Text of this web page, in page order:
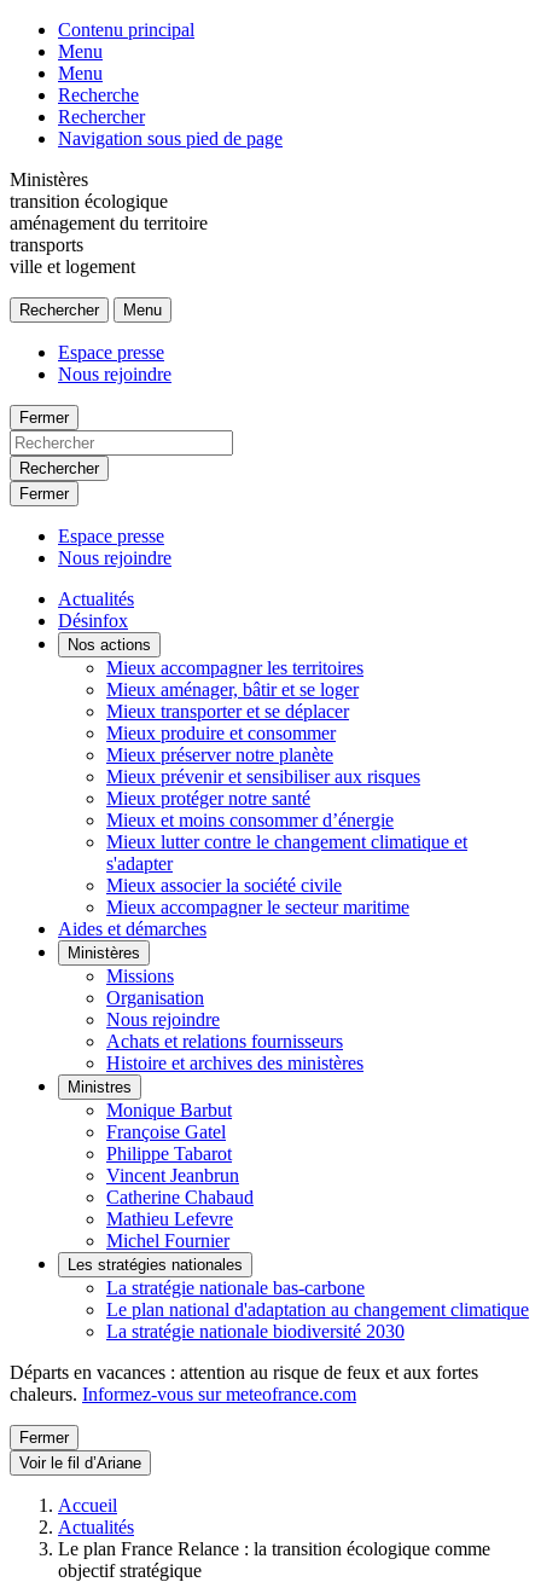
Contenu principal
Menu
Menu
Recherche
Rechercher
Navigation sous pied de page
Ministères
transition écologique
aménagement du territoire
transports
ville et logement
Rechercher Menu
Espace presse
Nous rejoindre
Fermer
Rechercher
Fermer
Espace presse
Nous rejoindre
Actualités
Désinfox
Nos actions
Mieux accompagner les territoires
Mieux aménager, bâtir et se loger
Mieux transporter et se déplacer
Mieux produire et consommer
Mieux préserver notre planète
Mieux prévenir et sensibiliser aux risques
Mieux protéger notre santé
Mieux et moins consommer d’énergie
Mieux lutter contre le changement climatique et
s'adapter
Mieux associer la société civile
Mieux accompagner le secteur maritime
Aides et démarches
Ministères
Missions
Organisation
Nous rejoindre
Achats et relations fournisseurs
Histoire et archives des ministères
Ministres
Monique Barbut
Françoise Gatel
Philippe Tabarot
Vincent Jeanbrun
Catherine Chabaud
Mathieu Lefevre
Michel Fournier
Les stratégies nationales
La stratégie nationale bas-carbone
Le plan national d'adaptation au changement climatique
La stratégie nationale biodiversité 2030
Départs en vacances : attention au risque de feux et aux fortes
chaleurs. Informez-vous sur meteofrance.com
Fermer
Voir le fil d’Ariane
Accueil
Actualités
Le plan France Relance : la transition écologique comme
objectif stratégique